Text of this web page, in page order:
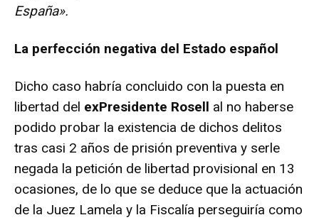
España».
La perfección negativa del Estado español
Dicho caso habría concluido con la puesta en
libertad del exPresidente Rosell al no haberse
podido probar la existencia de dichos delitos
tras casi 2 años de prisión preventiva y serle
negada la petición de libertad provisional en 13
ocasiones, de lo que se deduce que la actuación
de la Juez Lamela y la Fiscalía perseguiría como